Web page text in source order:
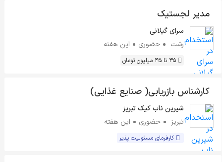
مدیر لجستیک
سرای گیلانی
رشت
حضوری این هفته
35 تا 45 میلیون تومان
کارشناس بازریابی( صنایع غذایی)
شیرین ناب کیک تبریز
تبریز
حضوری این هفته
کارفرمای مسئولیت پذیر